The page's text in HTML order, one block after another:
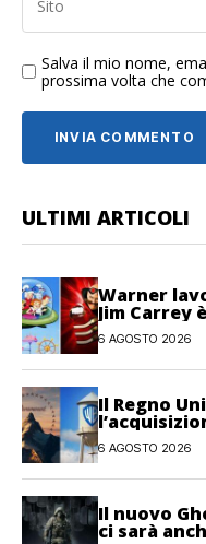
Salva il mio nome,
prossima volta che
ULTIMI ARTICOLI
Warner
Jim Carrey
6 AGOSTO 2026
Il Regno
Discovery
6 AGOSTO 2026
Il nuovo
ci sarà